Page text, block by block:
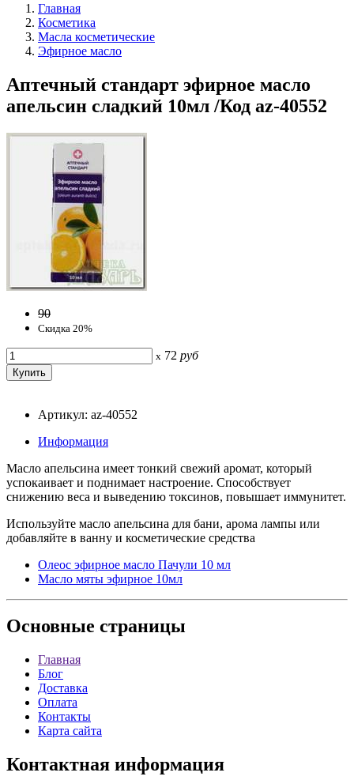
Главная
Косметика
Масла косметические
Эфирное масло
Аптечный стандарт эфирное масло
апельсин сладкий 10мл /Код az-40552
90
Скидка 20%
x 72 руб
Артикул: az-40552
Информация
Масло апельсина имеет тонкий свежий аромат, который
успокаивает и поднимает настроение. Способствует
снижению веса и выведению токсинов, повышает иммунитет.
Используйте масло апельсина для бани, арома лампы или
добавляйте в ванну и косметические средства
Олеос эфирное масло Пачули 10 мл
Масло мяты эфирное 10мл
Основные страницы
Главная
Блог
Доставка
Оплата
Контакты
Карта сайта
Контактная информация